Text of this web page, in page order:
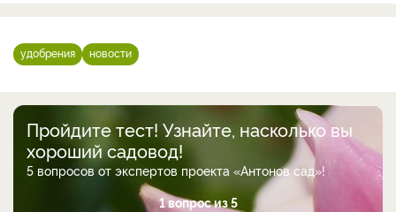
удобрения новости
Пройдите тест! Узнайте, насколько вы
хороший садовод!
5 вопросов от экспертов проекта «Антонов сад»!
1 вопрос из 5